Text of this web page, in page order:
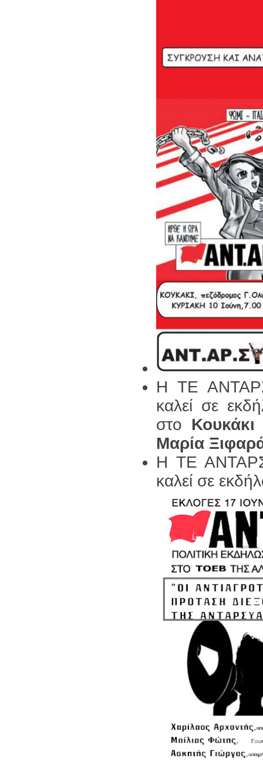
Η ΤΕ
καλεί σε
στο Κουκάκι
Μαρία
Η ΤΕ
καλεί σε